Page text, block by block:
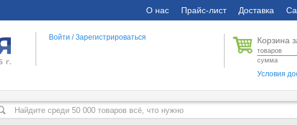
О нас Прайс-лист Доставка
Корзина
товаров
сумма
Условия
Войти /Зарегистрироваться